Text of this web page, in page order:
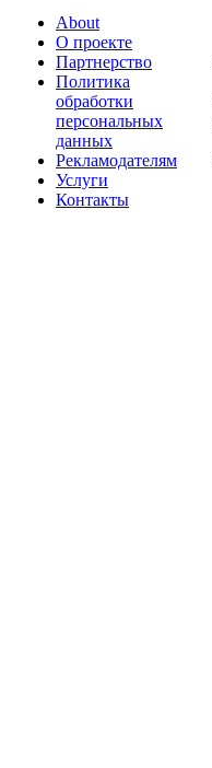
About
О проекте
Партнерство
Политика
обработки
персональных
данных
Рекламодателям
Услуги
Контакты